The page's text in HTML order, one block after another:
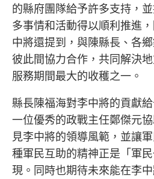
的縣府團隊給予許多支持，
多事情和活動得以順利推進
中將還提到，與陳縣長、各
彼此間協力合作，共同解決
服務期間最大的收穫之一。
縣長陳福海對李中將的貢獻
一位優秀的政戰主任鄭傑元
見李中將的領導風範，並讓
種軍民互助的精神正是「軍
現。同時也期待未來能在李